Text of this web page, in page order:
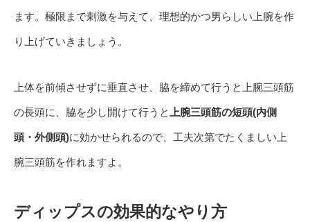
ます。極限まで刺激を与えて、理想的かつ男らしい上腕を作
り上げていきましょう。
上体を前傾させずに垂直させ、 脇を締めて行うと上腕三頭筋
の長頭に、脇を少し開けて行うと 上腕三頭筋の短頭(内側
頭・外側頭)に効かせられるので、工夫次第でたくましい上
腕三頭筋を作れますよ。
ディップスの効果的なやり方